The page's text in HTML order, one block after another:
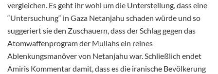
vergleichen. Es geht ihr wohl um die Unterstellung, dass eine
“Untersuchung“ in Gaza Netanjahu schaden würde und so
suggeriert sie den Zuschauern, dass der Schlag gegen das
Atomwaffenprogram der Mullahs ein reines
Ablenkungsmanöver von Netanjahu war. Schließlich endet
Amiris Kommentar damit, dass es die iranische Bevölkerung